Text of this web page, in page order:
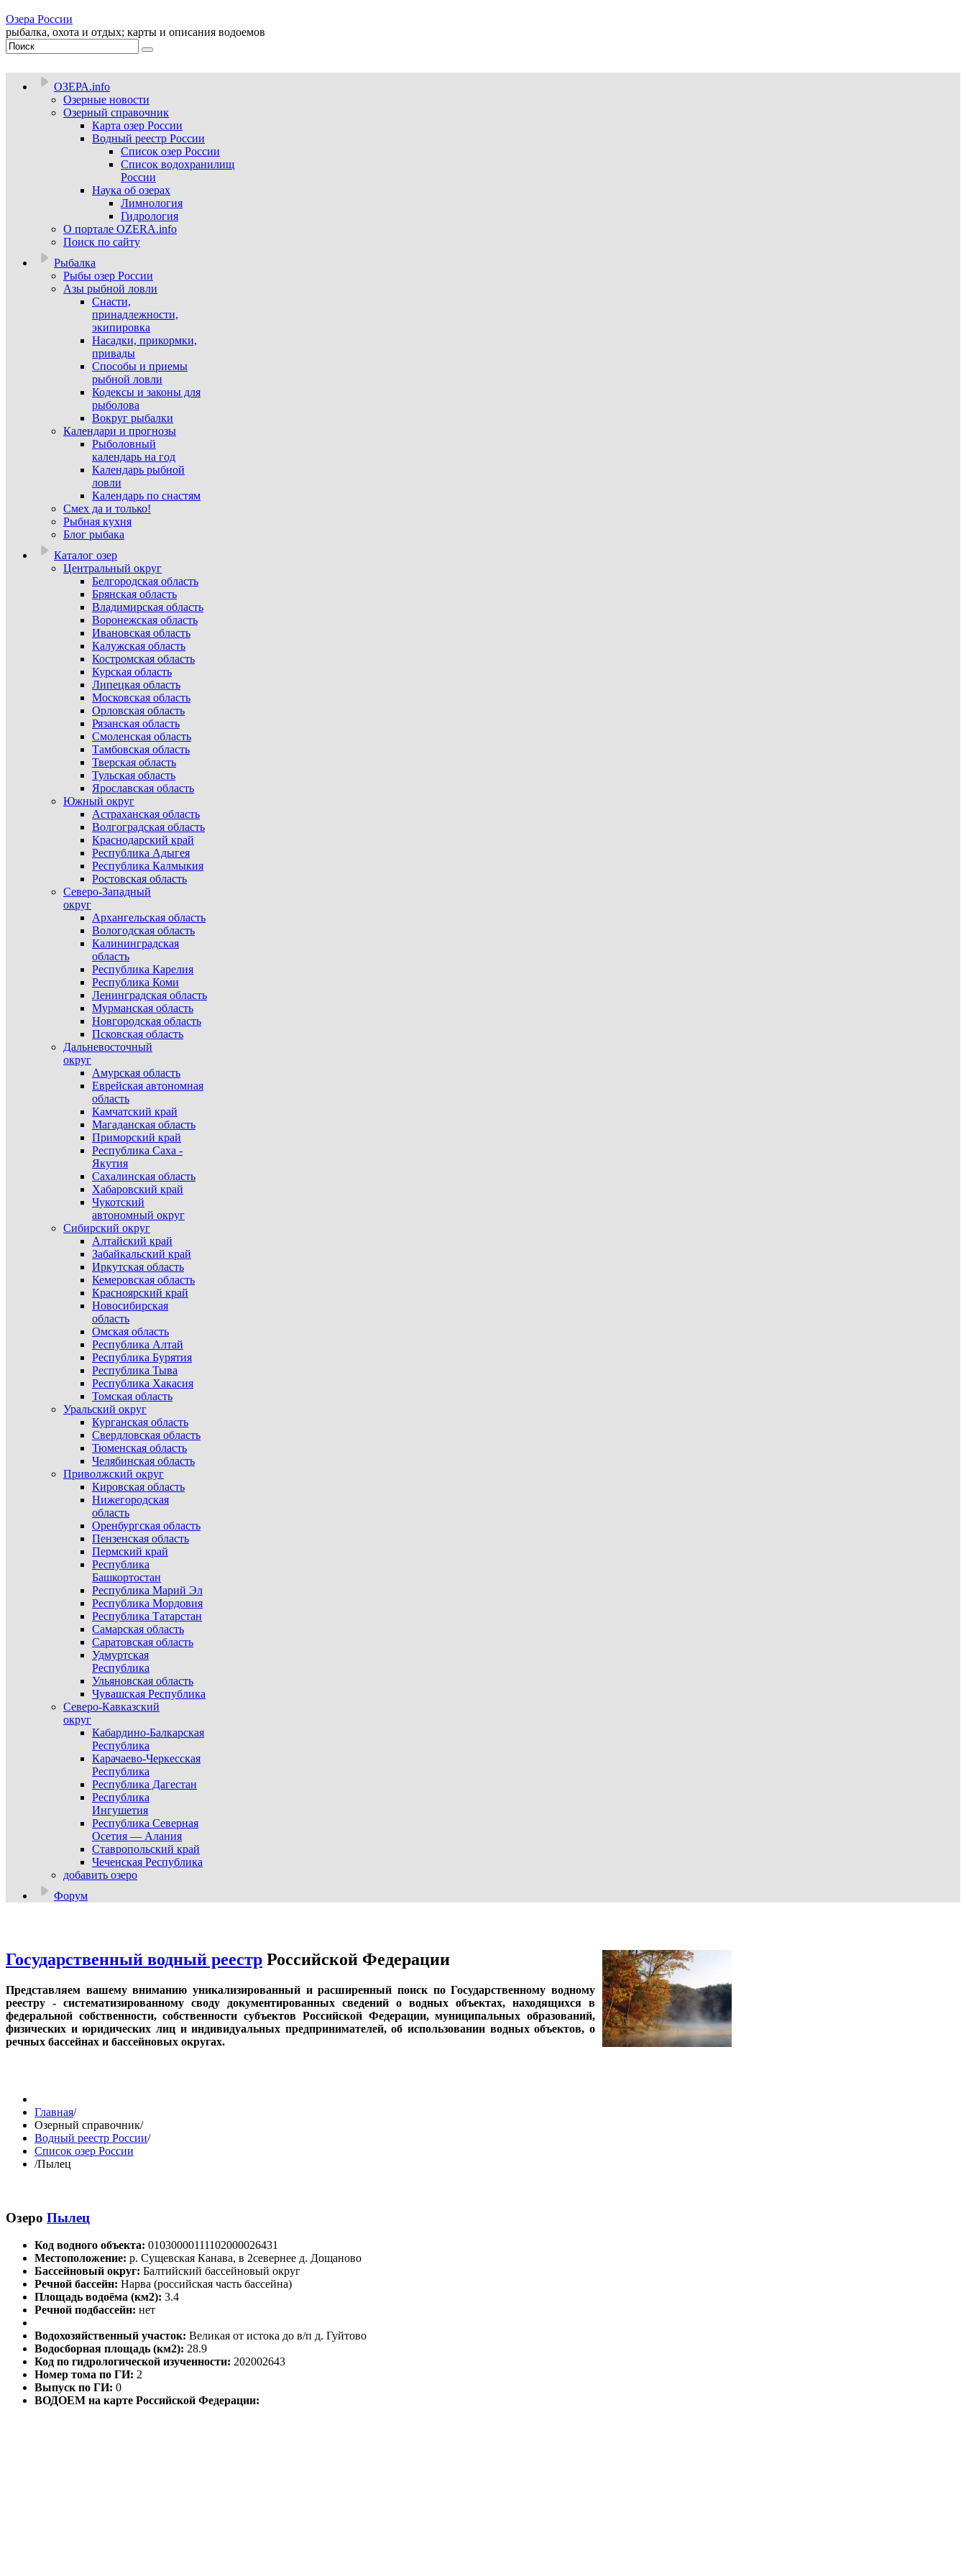
Озера России
рыбалка, охота и отдых; карты и описания водоемов
ОЗЕРА.info
Озерные новости
Озерный справочник
Карта озер России
Водный реестр России
Список озер России
Список водохранилищ
России
Наука об озерах
Лимнология
Гидрология
О портале OZERA.info
Поиск по сайту
Рыбалка
Рыбы озер России
Азы рыбной ловли
Снасти,
принадлежности,
экипировка
Насадки, прикормки,
привады
Способы и приемы
рыбной ловли
Кодексы и законы для
рыболова
Вокруг рыбалки
Календари и прогнозы
Рыболовный
календарь на год
Календарь рыбной
ловли
Календарь по снастям
Смех да и только!
Рыбная кухня
Блог рыбака
Каталог озер
Центральный округ
Белгородская область
Брянская область
Владимирская область
Воронежская область
Ивановская область
Калужская область
Костромская область
Курская область
Липецкая область
Московская область
Орловская область
Рязанская область
Смоленская область
Тамбовская область
Тверская область
Тульская область
Ярославская область
Южный округ
Астраханская область
Волгоградская область
Краснодарский край
Республика Адыгея
Республика Калмыкия
Ростовская область
Северо-Западный
округ
Архангельская область
Вологодская область
Калининградская
область
Республика Карелия
Республика Коми
Ленинградская область
Мурманская область
Новгородская область
Псковская область
Дальневосточный
округ
Амурская область
Еврейская автономная
область
Камчатский край
Магаданская область
Приморский край
Республика Саха -
Якутия
Сахалинская область
Хабаровский край
Чукотский
автономный округ
Сибирский округ
Алтайский край
Забайкальский край
Иркутская область
Кемеровская область
Красноярский край
Новосибирская
область
Омская область
Республика Алтай
Республика Бурятия
Республика Тыва
Республика Хакасия
Томская область
Уральский округ
Курганская область
Свердловская область
Тюменская область
Челябинская область
Приволжский округ
Кировская область
Нижегородская
область
Оренбургская область
Пензенская область
Пермский край
Республика
Башкортостан
Республика Марий Эл
Республика Мордовия
Республика Татарстан
Самарская область
Саратовская область
Удмуртская
Республика
Ульяновская область
Чувашская Республика
Северо-Кавказский
округ
Кабардино-Балкарская
Республика
Карачаево-Черкесская
Республика
Республика Дагестан
Республика
Ингушетия
Республика Северная
Осетия — Алания
Ставропольский край
Чеченская Республика
добавить озеро
Форум
Государственный водный реестр Российской Федерации
Представляем вашему вниманию уникализированный и расширенный поиск по Государственному водному
реестру - систематизированному своду документированных сведений о водных объектах, находящихся в
федеральной собственности, собственности субъектов Российской Федерации, муниципальных образований,
физических и юридических лиц и индивидуальных предпринимателей, об использовании водных объектов, о
речных бассейнах и бассейновых округах.
Главная/
Озерный справочник/
Водный реестр России/
Список озер России
/Пылец
Озеро Пылец
Код водного объекта: 01030000111102000026431
Местоположение: р. Сущевская Канава, в 2севернее д. Дощаново
Бассейновый округ: Балтийский бассейновый округ
Речной бассейн: Нарва (российская часть бассейна)
Площадь водоёма (км2): 3.4
Речной подбассейн: нет
Водохозяйственный участок: Великая от истока до в/п д. Гуйтово
Водосборная площадь (км2): 28.9
Код по гидрологической изученности: 202002643
Номер тома по ГИ: 2
Выпуск по ГИ: 0
ВОДОЕМ на карте Российской Федерации: